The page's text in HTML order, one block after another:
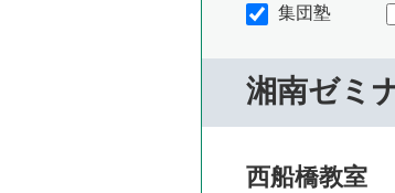
集団塾
湘南ゼミ
西船橋教室